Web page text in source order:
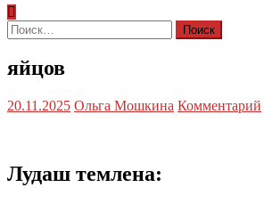
Найти:
яйцов
20.11.2025 Ольга Мошкина Комментарий
Лудаш темлена: